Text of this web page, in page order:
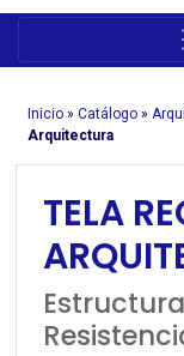
Inicio» Catálogo»
Arquitectura
TELA